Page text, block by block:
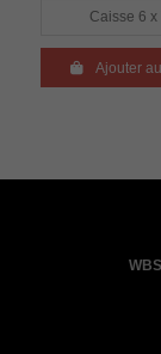
Ajouter